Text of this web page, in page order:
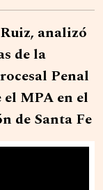
analizó
de la
Penal
MPA en el
de Santa Fe